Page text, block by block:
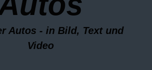
Autos - in Bild, Text und
Video